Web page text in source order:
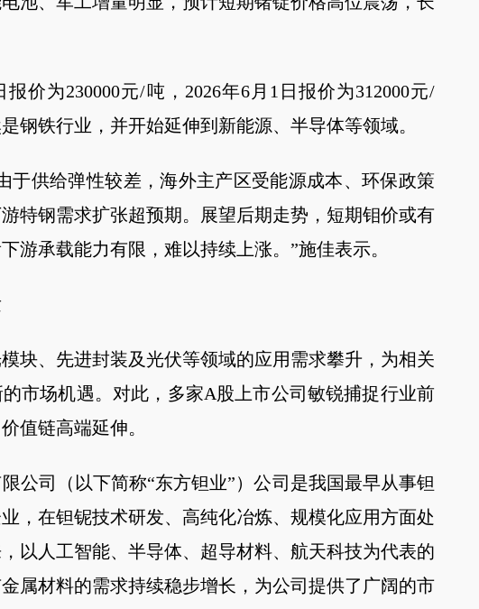
报价为230000元/吨，2026年6月1日报价为312000元/
钢铁行业，并开始延伸到新能源、半导体等领域。
于供给弹性较差，海外主产区受能源成本、环保政策
特钢需求扩张超预期。展望后期走势，短期钼价或有
游承载能力有限，难以持续上涨。”施佳表示。
块、先进封装及光伏等领域的应用需求攀升，为相关
市场机遇。对此，多家A股上市公司敏锐捕捉行业前
值链高端延伸。
公司（以下简称“东方钽业”）公司是我国最早从事钽
，在钽铌技术研发、高纯化冶炼、规模化应用方面处
以人工智能、半导体、超导材料、航天科技为代表的
属材料的需求持续稳步增长，为公司提供了广阔的市